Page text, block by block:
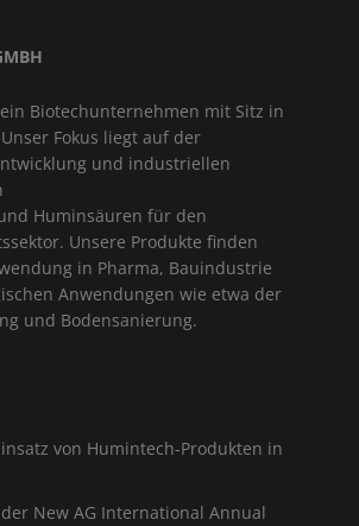
Biotechunternehmen mit Sitz in
Fokus liegt auf der
und industriellen
Huminsäuren für den
Unsere Produkte finden
in Pharma, Bauindustrie
Anwendungen wie etwa der
und Bodensanierung.
von Humintech-Produkten in
New AG International Annual